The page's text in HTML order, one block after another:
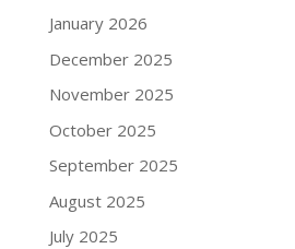
January 2026
December 2025
November 2025
October 2025
September 2025
August 2025
July 2025